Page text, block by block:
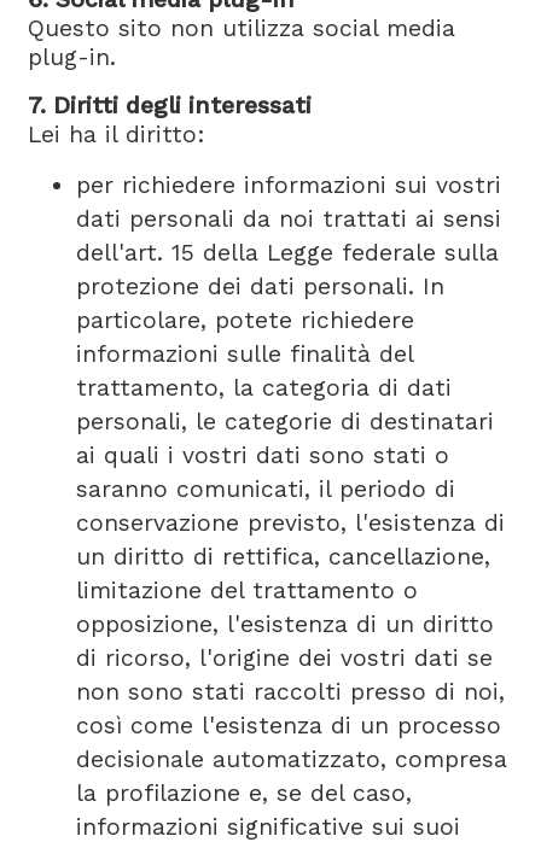
Questo sito non utilizza social media
plug-in.
7. Diritti degli interessati
Lei ha il diritto:
per richiedere informazioni sui vostri
dati personali da noi trattati ai sensi
dell'art. 15 della Legge federale sulla
protezione dei dati personali. In
particolare, potete richiedere
informazioni sulle finalità del
trattamento, la categoria di dati
personali, le categorie di destinatari
ai quali i vostri dati sono stati o
saranno comunicati, il periodo di
conservazione previsto, l'esistenza di
un diritto di rettifica, cancellazione,
limitazione del trattamento o
opposizione, l'esistenza di un diritto
di ricorso, l'origine dei vostri dati se
non sono stati raccolti presso di noi,
così come l'esistenza di un processo
decisionale automatizzato, compresa
la profilazione e, se del caso,
informazioni significative sui suoi